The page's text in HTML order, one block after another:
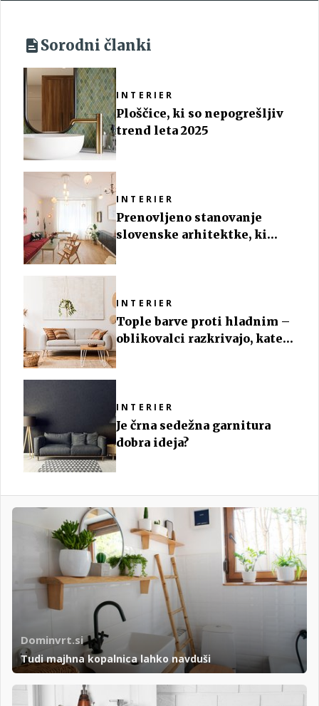
Sorodni članki
INTERIER
Ploščice, ki so nepogrešljiv
trend leta 2025
INTERIER
Prenovljeno stanovanje
slovenske arhitektke, ki
INTERIER
Tople barve proti hladnim –
oblikovalci razkrivajo, katere
INTERIER
Je črna sedežna garnitura
dobra ideja?
Dominvrt.si
Tudi majhna kopalnica lahko navduši